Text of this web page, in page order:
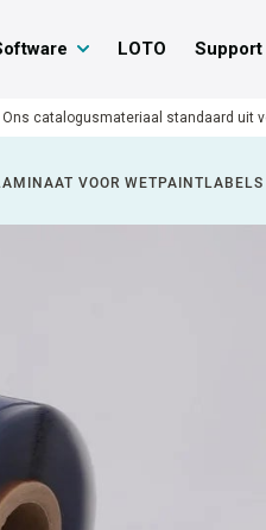
LOTO Support
Ons catalogusmateriaal standaard uit
VOOR WETPAINTLABELS